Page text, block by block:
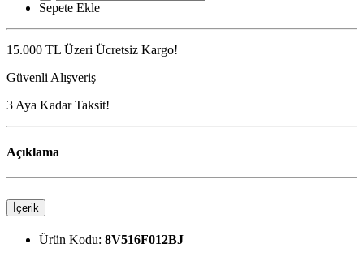
Sepete Ekle
15.000 TL Üzeri Ücretsiz Kargo!
Güvenli Alışveriş
3 Aya Kadar Taksit!
Açıklama
İçerik
Ürün Kodu: 8V516F012BJ